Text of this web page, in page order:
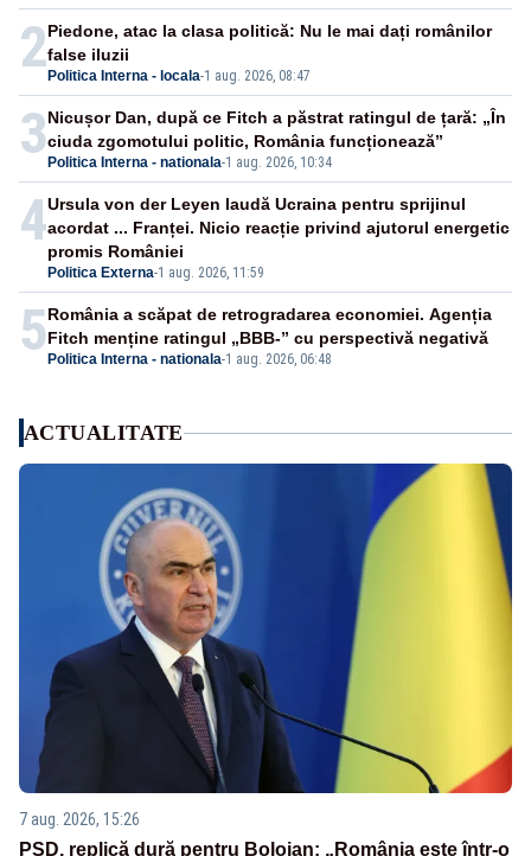
2 Politica Interna - locala-1 aug. 2026, 08:47
Piedone, atac la clasa politică: Nu le mai dați românilor
false iluzii
3 Politica Interna - nationala-1 aug. 2026, 10:34
Nicușor Dan, după ce Fitch a păstrat ratingul de țară: „În
ciuda zgomotului politic, România funcționează”
4
Politica Externa-1 aug. 2026, 11:59
Ursula von der Leyen laudă Ucraina pentru sprijinul
acordat ... Franței. Nicio reacție privind ajutorul energetic
promis României
5 Politica Interna - nationala-1 aug. 2026, 06:48
România a scăpat de retrogradarea economiei. Agenția
Fitch menține ratingul „BBB-” cu perspectivă negativă
ACTUALITATE
7 aug. 2026, 15:26
PSD, replică dură pentru Bolojan: „România este într-o